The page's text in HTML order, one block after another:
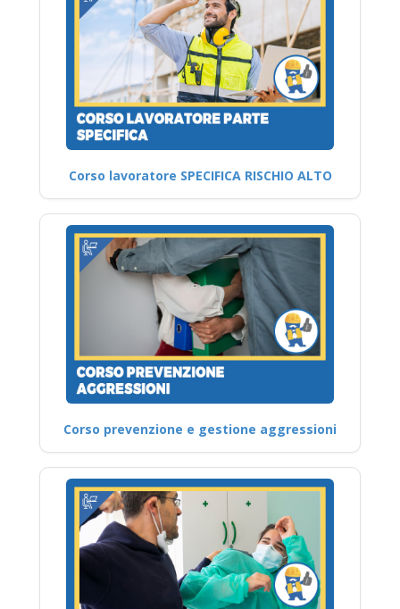
Corso lavoratore SPECIFICA RISCHIO ALTO
Corso prevenzione e gestione aggressioni